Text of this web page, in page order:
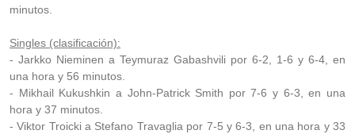
minutos.
Singles (clasificación):
- Jarkko Nieminen a Teymuraz Gabashvili por 6-2, 1-6 y 6-4, en
una hora y 56 minutos.
- Mikhail Kukushkin a John-Patrick Smith por 7-6 y 6-3, en una
hora y 37 minutos.
- Viktor Troicki a Stefano Travaglia por 7-5 y 6-3, en una hora y 33